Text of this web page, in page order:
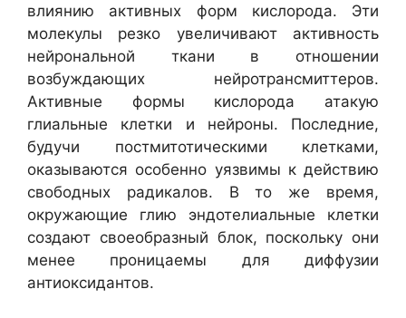
влиянию активных форм кислорода. Эти
молекулы резко увеличивают активность
нейрональной ткани в отношении
возбуждающих нейротрансмиттеров.
Активные формы кислорода атакую
глиальные клетки и нейроны. Последние,
будучи постмитотическими клетками,
оказываются особенно уязвимы к действию
свободных радикалов. В то же время,
окружающие глию эндотелиальные клетки
создают своеобразный блок, поскольку они
менее проницаемы для диффузии
антиоксидантов.